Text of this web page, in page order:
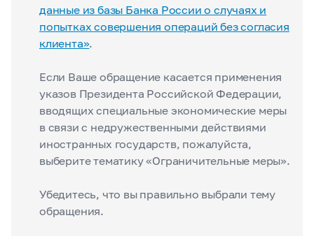
данные из базы Банка России о случаях и
попытках совершения операций без согласия
клиента».
Если Ваше обращение касается применения
указов Президента Российской Федерации,
вводящих специальные экономические меры
в связи с недружественными действиями
иностранных государств, пожалуйста,
выберите тематику «Ограничительные меры».
Убедитесь, что вы правильно выбрали тему
обращения.